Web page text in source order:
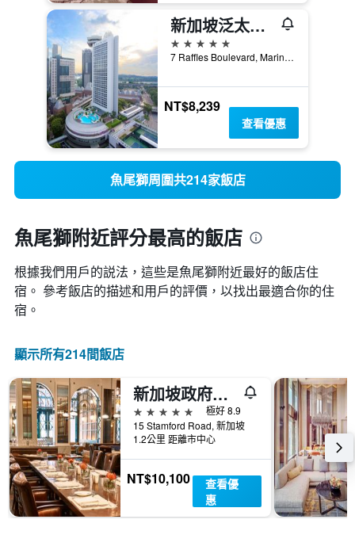
新加坡泛太平洋酒店
5星級
7 Raffles Boulevard, Marina Square, 新加坡
NT$8,239
查看優惠
魚尾獅周圍共214家飯店
魚尾獅附近評分最高的飯店
根據我們用戶的説法，這些是魚尾獅附近最好的飯店住
宿。 參考飯店的描述和用戶的評價，以找出最適合你的住
宿。
顯示所有214間飯店
新加坡政府大廈帕提納酒店 - 新加坡
5星級
極好 8.9
15 Stamford Road, 新加坡
1.2公里 距離市中心
NT$10,100
查看優
惠